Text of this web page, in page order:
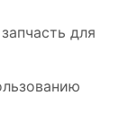
для